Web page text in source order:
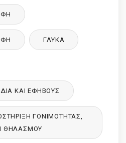
ΓΛΥΚΑ
ΚΑΙ ΕΦΉΒΟΥΣ
ΓΟΝΙΜΌΤΗΤΑΣ,
ΘΗΛΑΣΜΟΎ